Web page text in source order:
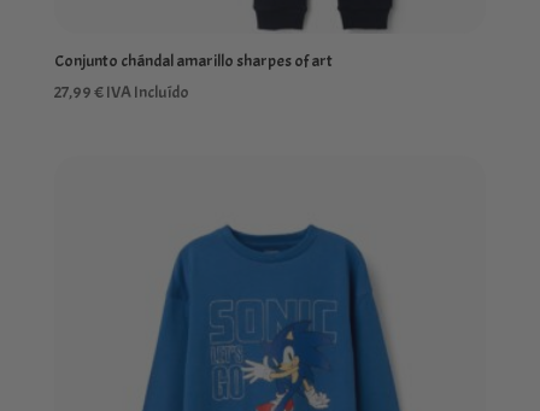
Conjunto chándal amarillo sharpes of art
27,99€IVA Incluído